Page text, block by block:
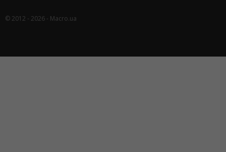
© 2012 - 2026 - Macro.ua